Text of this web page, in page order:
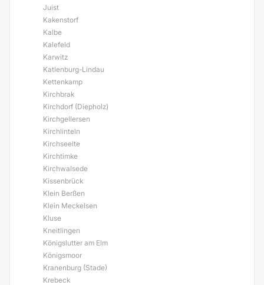
Juist
Kakenstorf
Kalbe
Kalefeld
Karwitz
Katlenburg-Lindau
Kettenkamp
Kirchbrak
Kirchdorf (Diepholz)
Kirchgellersen
Kirchlinteln
Kirchseelte
Kirchtimke
Kirchwalsede
Kissenbrück
Klein Berßen
Klein Meckelsen
Kluse
Kneitlingen
Königslutter am Elm
Königsmoor
Kranenburg (Stade)
Krebeck